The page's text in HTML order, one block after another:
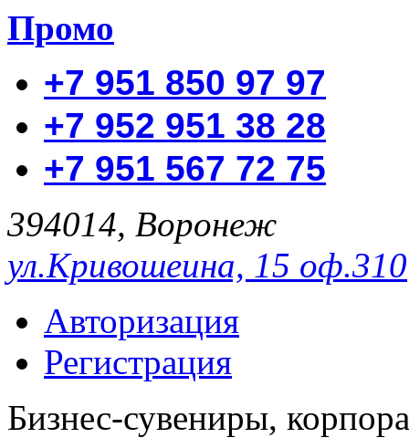
Промо
+7 951 850 97 97
+7 952 951 38 28
+7 951 567 72 75
394014, Воронеж
ул.Кривошеина, 15 оф.310
Авторизация
Регистрация
Бизнес-сувениры,